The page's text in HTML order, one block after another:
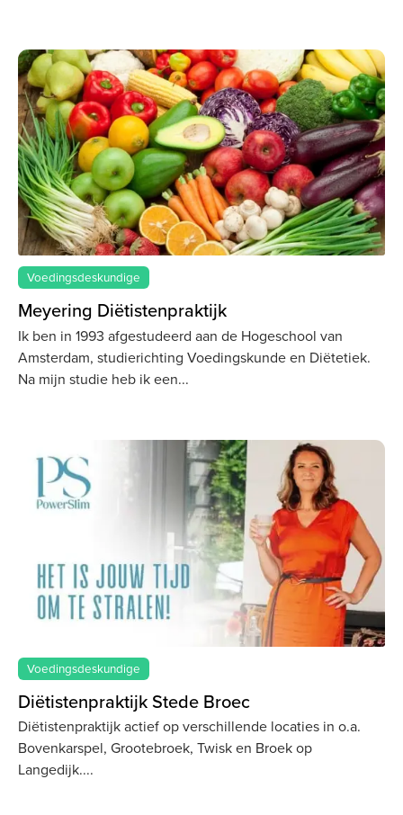
Voedingsdeskundige
Meyering Diëtistenpraktijk
Ik ben in 1993 afgestudeerd aan de Hogeschool van
Amsterdam, studierichting Voedingskunde en Diëtetiek.
Na mijn studie heb ik een
Voedingsdeskundige
Diëtistenpraktijk Stede Broec
Diëtistenpraktijk actief op verschillende locaties in o.a.
Bovenkarspel, Grootebroek, Twisk en Broek op
Langedijk.